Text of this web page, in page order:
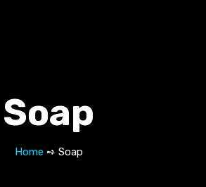
Soap
Home ➺ Soap